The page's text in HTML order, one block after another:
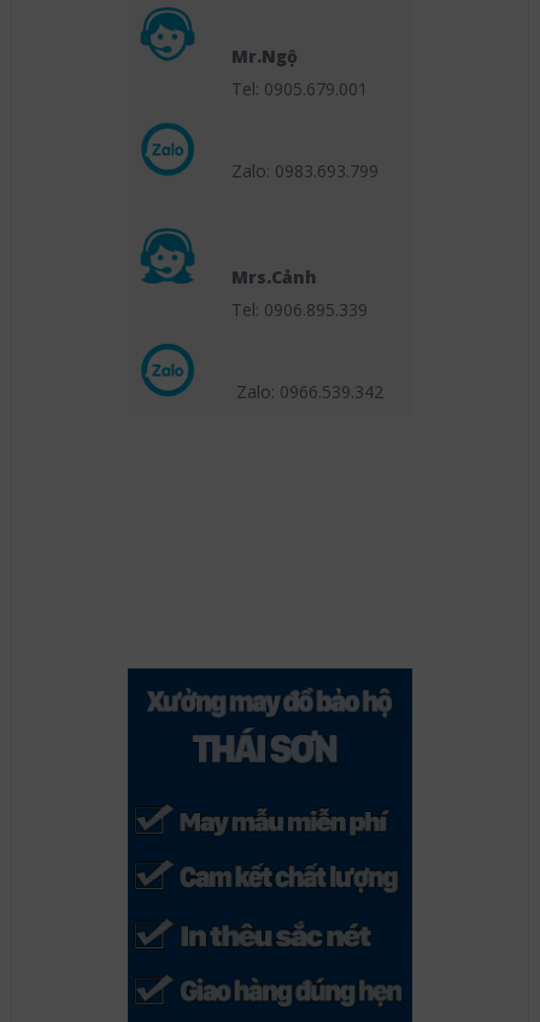
Mr.Ngộ
Tel: 0905.679.001
Zalo: 0983.693.799
Mrs.Cảnh
Tel: 0906.895.339
Zalo: 0966.539.342